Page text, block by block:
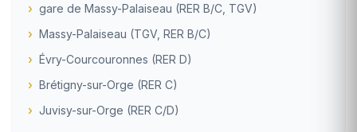
gare de Massy-Palaiseau (RER B/C, TGV)
Massy-Palaiseau (TGV, RER B/C)
Évry-Courcouronnes (RER D)
Brétigny-sur-Orge (RER C)
Juvisy-sur-Orge (RER C/D)